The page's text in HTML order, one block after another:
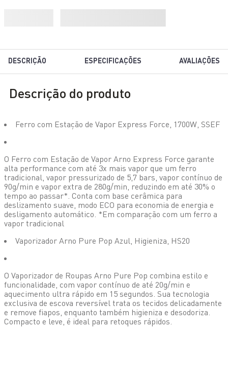
DESCRIÇÃO ESPECIFICAÇÕES AVALIAÇÕES
Descrição do produto
Ferro com Estação de Vapor Express Force, 1700W, SSEF
O Ferro com Estação de Vapor Arno Express Force garante
alta performance com até 3x mais vapor que um ferro
tradicional, vapor pressurizado de 5,7 bars, vapor contínuo de
90g/min e vapor extra de 280g/min, reduzindo em até 30% o
tempo ao passar*. Conta com base cerâmica para
deslizamento suave, modo ECO para economia de energia e
desligamento automático. *Em comparação com um ferro a
vapor tradicional
Vaporizador Arno Pure Pop Azul, Higieniza, HS20
O Vaporizador de Roupas Arno Pure Pop combina estilo e
funcionalidade, com vapor contínuo de até 20g/min e
aquecimento ultra rápido em 15 segundos. Sua tecnologia
exclusiva de escova reversível trata os tecidos delicadamente
e remove fiapos, enquanto também higieniza e desodoriza.
Compacto e leve, é ideal para retoques rápidos.